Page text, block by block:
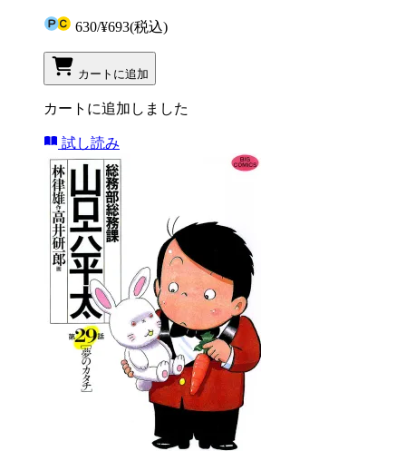
630/¥693(税込)
カートに追加
カートに追加しました
試し読み